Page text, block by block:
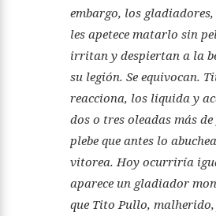
embargo, los
les apetece matarlo sin
irritan y despiertan a la
su legión. Se equivocan.
reacciona, los liquida y
dos o tres oleadas más
plebe que antes lo
vitorea. Hoy ocurriría
aparece un gladiador
que Tito Pullo, malherido,